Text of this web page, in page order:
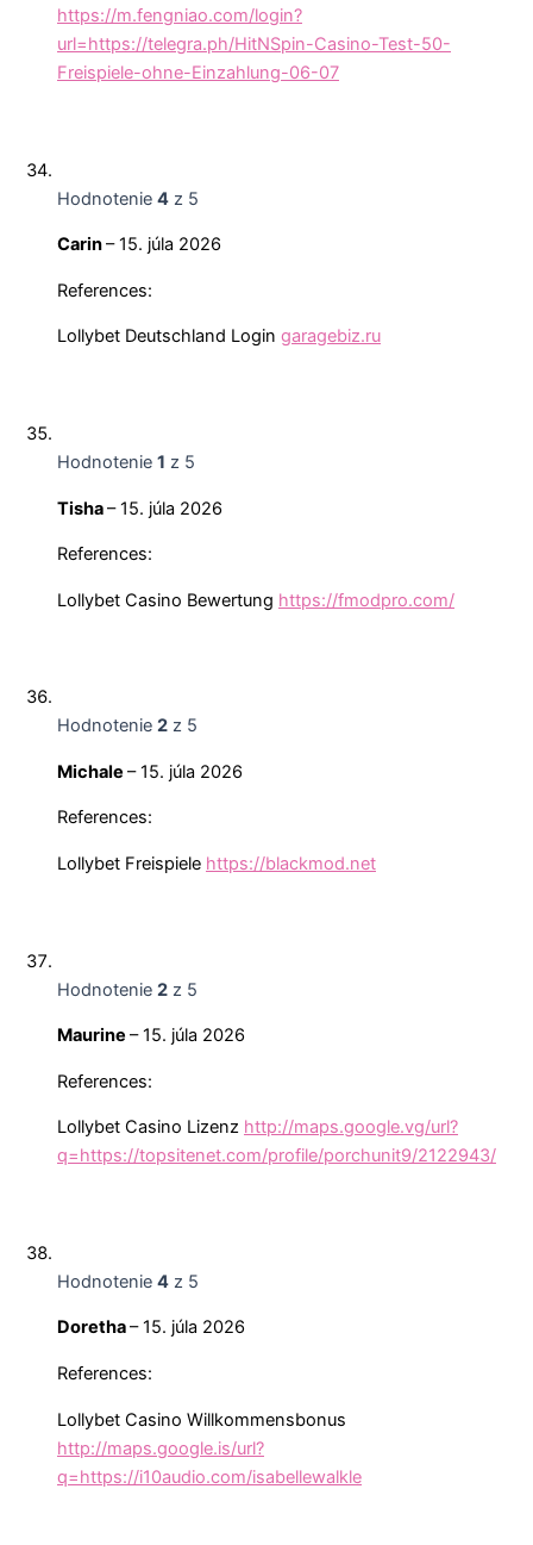
https://m.fengniao.com/login?
url=https://telegra.ph/HitNSpin-Casino-Test-50-
Freispiele-ohne-Einzahlung-06-07
Hodnotenie 4 z 5
Carin– 15. júla 2026
References:
Lollybet Deutschland Login garagebiz.ru
Hodnotenie 1 z 5
Tisha– 15. júla 2026
References:
Lollybet Casino Bewertung https://fmodpro.com/
Hodnotenie 2 z 5
Michale – 15. júla 2026
References:
Lollybet Freispiele https://blackmod.net
Hodnotenie 2 z 5
Maurine – 15. júla 2026
References:
Lollybet Casino Lizenz http://maps.google.vg/url?
q=https://topsitenet.com/profile/porchunit9/2122943/
Hodnotenie 4 z 5
Doretha– 15. júla 2026
References:
Lollybet Casino Willkommensbonus
http://maps.google.is/url?
q=https://i10audio.com/isabellewalkle